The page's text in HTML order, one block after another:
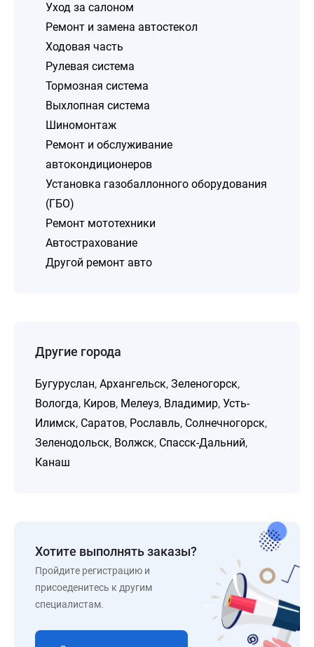
Уход за салоном
Ремонт и замена автостекол
Ходовая часть
Рулевая система
Тормозная система
Выхлопная система
Шиномонтаж
Ремонт и обслуживание
автокондиционеров
Установка газобаллонного оборудования
(ГБО)
Ремонт мототехники
Автострахование
Другой ремонт авто
Другие города
Бугуруслан, Архангельск, Зеленогорск,
Вологда, Киров, Мелеуз, Владимир, Усть-
Илимск, Саратов, Рославль, Солнечногорск,
Зеленодольск, Волжск, Спасск-Дальний,
Канаш
Хотите выполнять заказы?
Пройдите регистрацию и
присоеденитесь к другим
специалистам.